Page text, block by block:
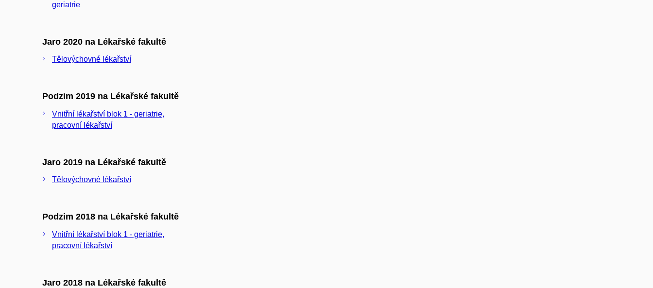
geriatrie
Jaro 2020 na Lékařské fakultě
Tělovýchovné lékařství
Podzim 2019 na Lékařské fakultě
Vnitřní lékařství blok 1 - geriatrie,
pracovní lékařství
Jaro 2019 na Lékařské fakultě
Tělovýchovné lékařství
Podzim 2018 na Lékařské fakultě
Vnitřní lékařství blok 1 - geriatrie,
pracovní lékařství
Jaro 2018 na Lékařské fakultě